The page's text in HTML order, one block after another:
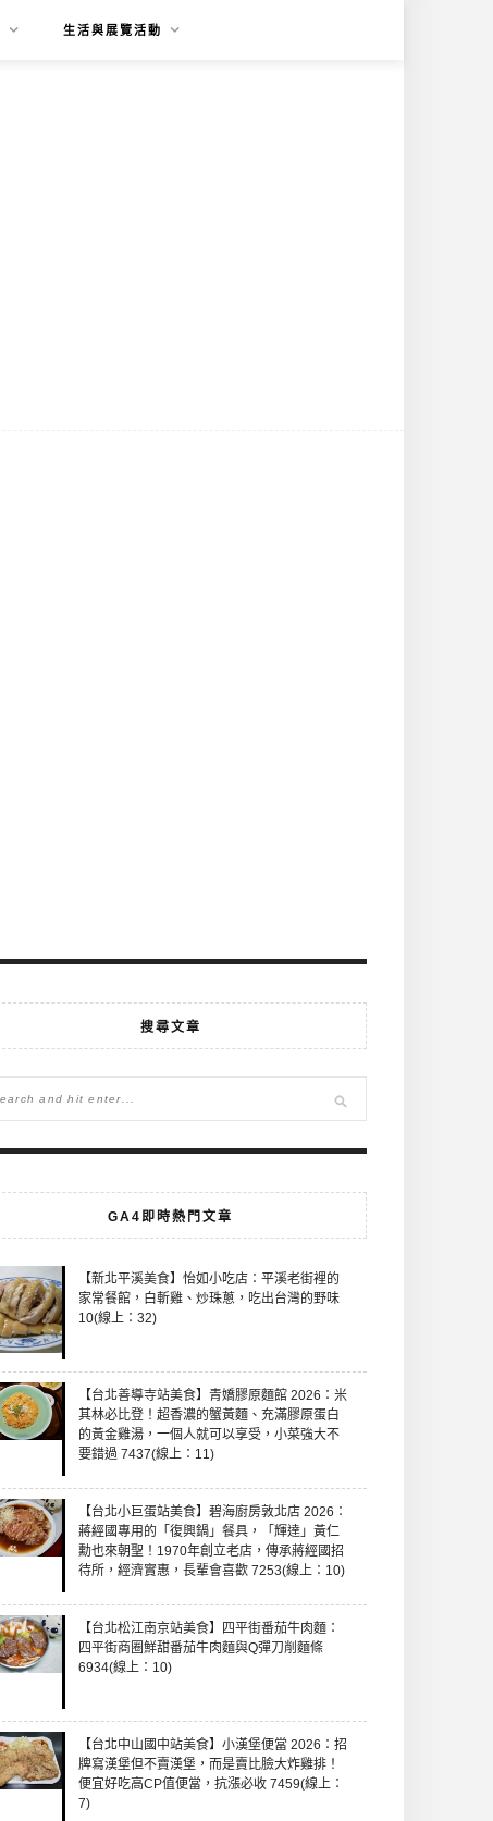
生活與展覽活動
搜尋文章
GA4即時熱門文章
【新北平溪美食】怡如小吃店：平溪老街裡的
家常餐館，白斬雞、炒珠蔥，吃出台灣的野味
10(線上：32)
【台北善導寺站美食】青嬌膠原麵館 2026：米
其林必比登！超香濃的蟹黃麵、充滿膠原蛋白
的黃金雞湯，一個人就可以享受，小菜強大不
要錯過 7437(線上：11)
【台北小巨蛋站美食】碧海廚房敦北店 2026：
蔣經國專用的「復興鍋」餐具，「輝達」黃仁
勳也來朝聖！1970年創立老店，傳承蔣經國招
待所，經濟實惠，長輩會喜歡 7253(線上：10)
【台北松江南京站美食】四平街番茄牛肉麵：
四平街商圈鮮甜番茄牛肉麵與Q彈刀削麵條
6934(線上：10)
【台北中山國中站美食】小漢堡便當 2026：招
牌寫漢堡但不賣漢堡，而是賣比臉大炸雞排！
便宜好吃高CP值便當，抗漲必收 7459(線上：
7)